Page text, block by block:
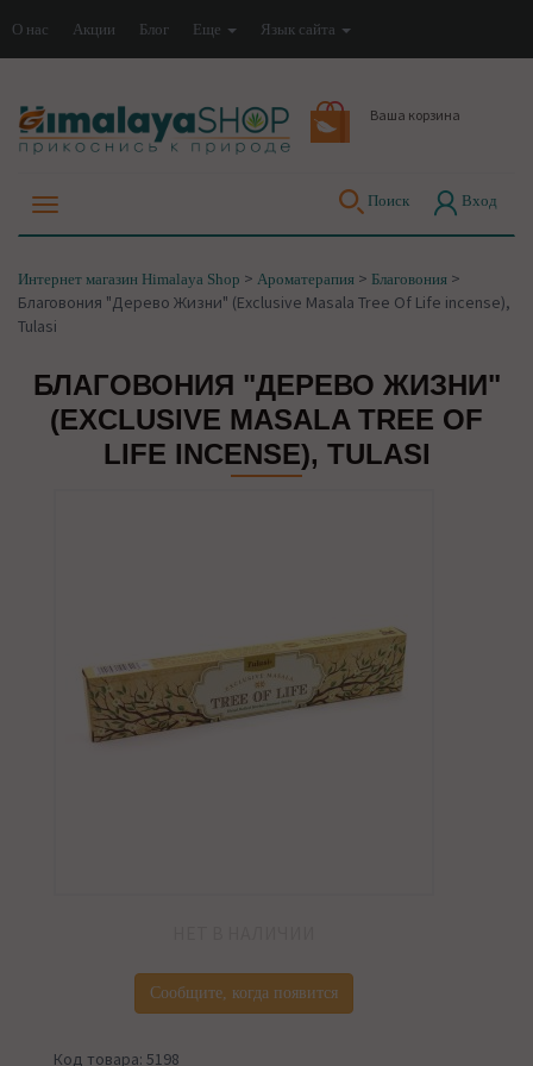
О нас Акции Блог Еще Язык сайта
Ваша корзина
Поиск Вход
Интернет магазин Himalaya Shop > Ароматерапия > Благовония >
Благовония "Дерево Жизни" (Exclusive Masala Tree Of Life incense),
Tulasi
БЛАГОВОНИЯ "ДЕРЕВО ЖИЗНИ"
(EXCLUSIVE MASALA TREE OF
LIFE INCENSE), TULASI
Сообщите, когда появится
Код товара: 5198